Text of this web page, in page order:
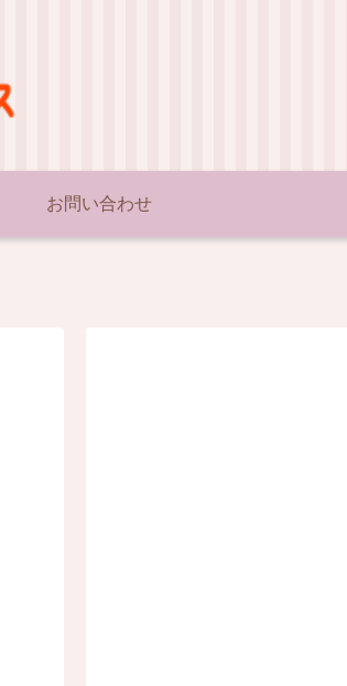
お問い合わせ